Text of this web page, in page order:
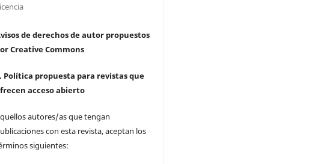
de derechos de autor propuestos
Creative Commons
Política propuesta para revistas que
acceso abierto
autores/as que tengan
con esta revista, aceptan los
siguientes: